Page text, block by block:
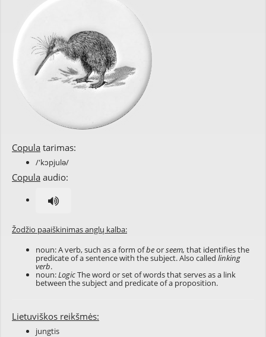
Copula tarimas:
/'kɔpjulə/
Copula audio:
Žodžio paaiškinimas anglų kalba:
noun: A verb, such as a form ofbeorseem, that identifies the
predicate of a sentence with the subject. Also called linking
verb.
noun:LogicThe word or set of words that serves as a link
between the subject and predicate of a proposition.
Lietuviškos reikšmės:
jungtis